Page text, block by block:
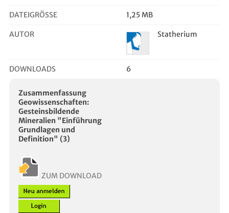
DATEIGRÖSSE 1,25 MB
AUTOR Statherium
DOWNLOADS 6
Zusammenfassung
Geowissenschaften:
Gesteinsbildende
Mineralien "Einführung
Grundlagen und
Definition" (3)
ZUM DOWNLOAD